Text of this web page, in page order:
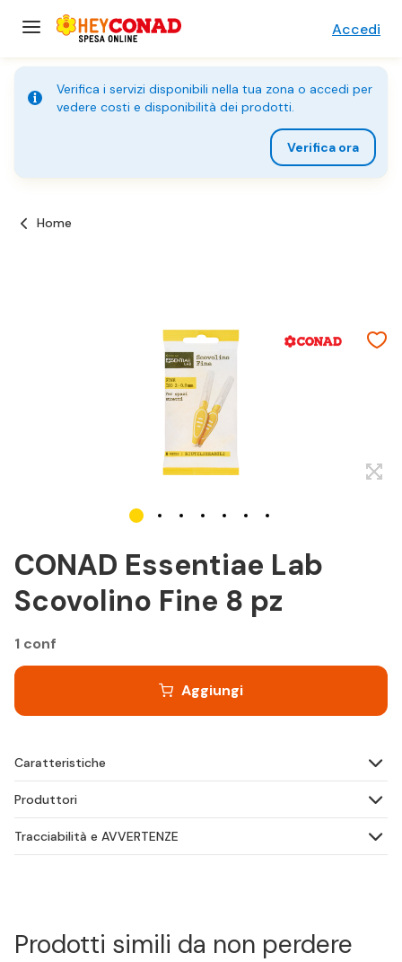
Accedi
Verifica i servizi disponibili nella tua zona o accedi per
vedere costi e disponibilità dei prodotti.
Verifica ora
Home
CONAD Essentiae Lab
Scovolino Fine 8 pz
1 conf
Aggiungi
Caratteristiche
Produttori
Tracciabilità e AVVERTENZE
Prodotti simili da non perdere